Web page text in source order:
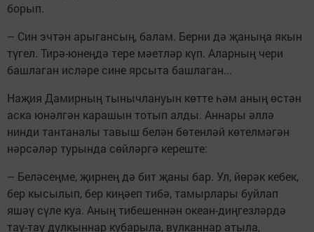
борып.
– Син эчтән арыгансың, балам. Берни дә җаныңа якын
түгел. Тирә-юнеңдә тере мәетләр күп. Аларның чери
башлаган исләре сине ярсыта башлаган...
Наҗия Дамирның тынычлануын көтте һәм аның өстән
аска юнәлгән карашын тотып алды. Аннары әллә
нинди тантаналы тавыш белән бөтенләй көтелмәгән
нәрсәләр турында сөйләргә кереште:
– Беләсеңме, җирнең дә бит җаны бар. Ул, йөрәк кебек,
бер кысылып, бер киңәеп тибә, тамырлары буйлап
яшәү сүле куа. Аның тибешеннән океан-диңгезләрдә
тау-тау дулкыннар кубарыла, вулканнар атыла,